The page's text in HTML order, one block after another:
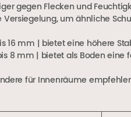
gegen Flecken und
Versiegelung, um ähnliche
16 mm | bietet eine höhere
8 mm | bietet als Boden eine
für Innenräume